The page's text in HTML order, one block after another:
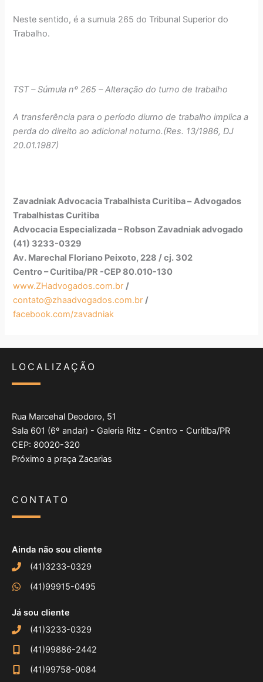
Neste sentido, é a sumula 265 do Tribunal Superior do
Trabalho.
TST – Súmula nº 265 – Alteração do turno de trabalho
A transferência para o período diurno de trabalho implica a
perda do direito ao adicional noturno.(Res. 13/1986, DJ
20.01.1987)
Zavadniak Advocacia Trabalhista Curitiba – Advogados
Trabalhistas Curitiba
Advocacia Especializada – Robson Zavadniak advogado
(41) 3233-0329
Av. Marechal Floriano Peixoto, 228 / cj. 302
Centro – Curitiba/PR -CEP 80.010-130
www.ZHadvogados.com.br /
contato@zhaadvogados.com.br /
facebook.com/zavadniak
LOCALIZAÇÃO
Rua Marcehal Deodoro, 51
Sala 601 (6º andar) - Galeria Ritz - Centro - Curitiba/PR
CEP: 80020-320
Próximo a praça Zacarias
CONTATO
Ainda não sou cliente
(41)3233-0329
(41)99915-0495
Já sou cliente
(41)3233-0329
(41)99886-2442
(41)99758-0084